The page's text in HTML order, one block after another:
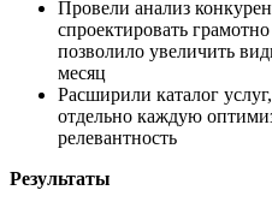
Провели анализ
спроектировать
позволило увеличить
месяц
Расширили каталог
отдельно каждую
релевантность
Результаты